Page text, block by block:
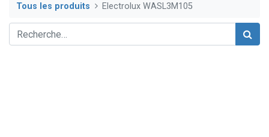
Tous les produits Electrolux WASL3M105